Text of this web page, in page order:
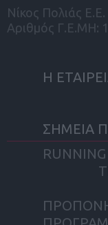
Νίκος Πολιάς Ε.Ε.
Αριθμός Γ.Ε.ΜΗ:
Η
ΣΗΜΕΙΑ